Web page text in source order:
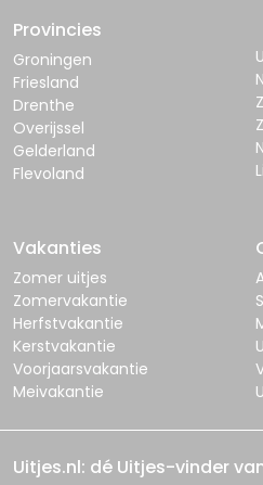
Provincies
Groningen
Friesland
Drenthe
Overijssel
Gelderland
Flevoland
Vakanties
Zomer uitjes
Zomervakantie
Herfstvakantie
Kerstvakantie
Voorjaarsvakantie
Meivakantie
Uitjes.nl: dé Uitjes-vinder